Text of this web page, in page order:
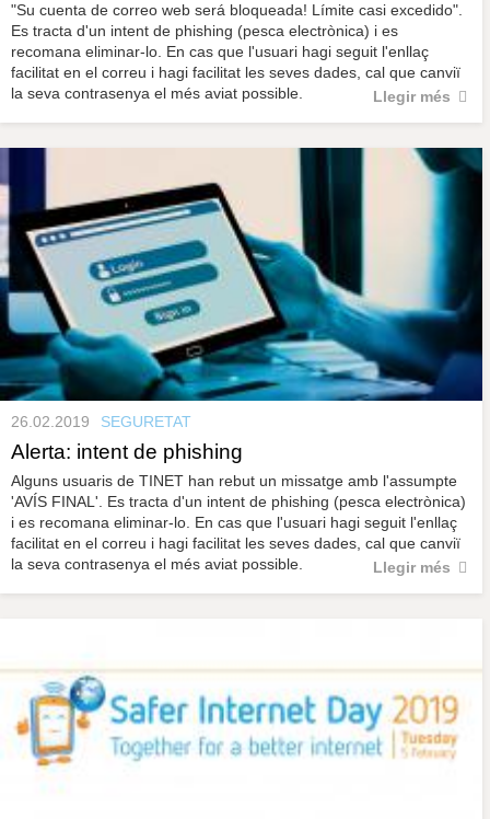
"Su cuenta de correo web será bloqueada! Límite casi excedido".
Es tracta d'un intent de phishing (pesca electrònica) i es
recomana eliminar-lo. En cas que l'usuari hagi seguit l'enllaç
facilitat en el correu i hagi facilitat les seves dades, cal que canviï
la seva contrasenya el més aviat possible.
Llegir més
26.02.2019 SEGURETAT
Alerta: intent de phishing
Alguns usuaris de TINET han rebut un missatge amb l'assumpte
'AVÍS FINAL'. Es tracta d'un intent de phishing (pesca electrònica)
i es recomana eliminar-lo. En cas que l'usuari hagi seguit l'enllaç
facilitat en el correu i hagi facilitat les seves dades, cal que canviï
la seva contrasenya el més aviat possible.
Llegir més